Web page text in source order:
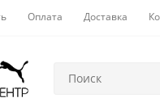
Оплата Доставка